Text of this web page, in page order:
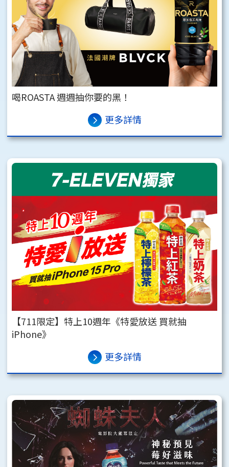
喝ROASTA 週週抽你要的黑！
更多詳情
【711限定】特上10週年《特愛放送 買就抽
iPhone》
更多詳情